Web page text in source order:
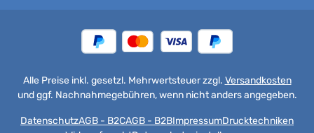
Alle Preise inkl. gesetzl. Mehrwertsteuer zzgl. Versandkosten
und ggf. Nachnahmegebühren, wenn nicht anders angegeben.
DatenschutzAGB - B2CAGB - B2BImpressumDrucktechniken